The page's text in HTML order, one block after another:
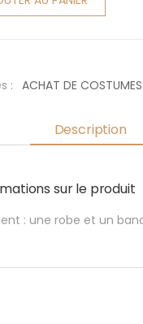
:
ACHAT DE
Description
sur le produit
: une robe et un